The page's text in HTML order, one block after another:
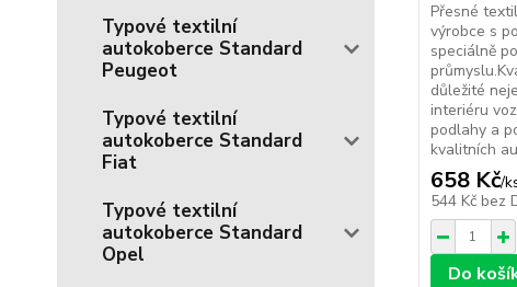
Typové textilní
autokoberce Standard
Peugeot
Typové textilní
autokoberce Standard
Fiat
Typové textilní
autokoberce Standard
Opel
Přesné
výrobce s
speciálně
důležité
interiéru
podlahy a
kvalitních
658 Kč/
544 Kč bez
Do